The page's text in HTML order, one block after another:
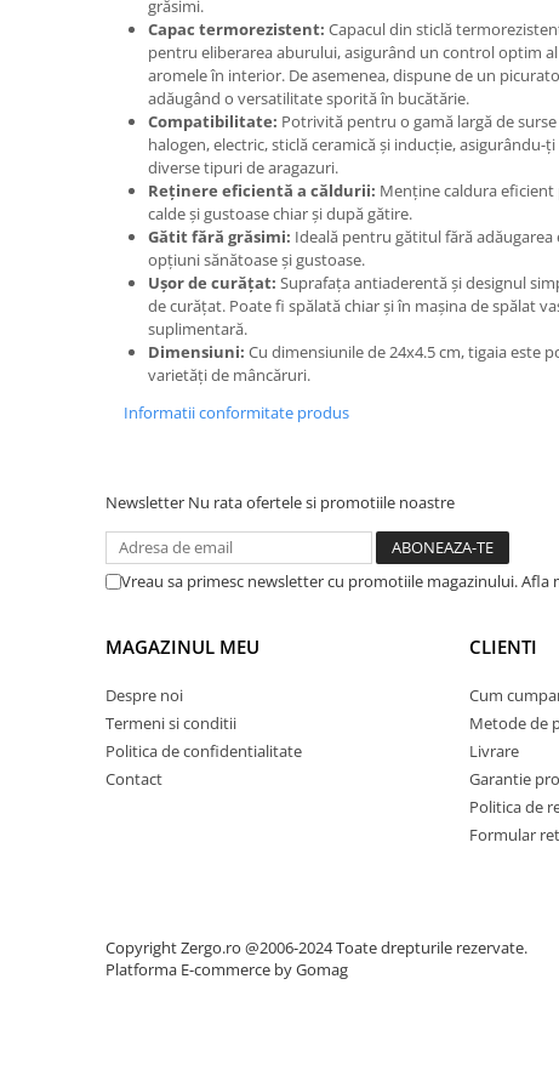
Suporturi si servetele
Tacamuri si seturi
Taietoare manuale
Termosuri si cani termos
Tirbusoane si dopuri
Tocatoare de bucatarie
Ustensile ornare prajituri
Vaze si boluri decorative
Vesela unica folosinta
Suporturi si accesorii de baie
Uscatoare de rufe
grăsimi.
Capac termorezistent: Capacul din sticlă
pentru eliberarea aburului, asigurând un control optim
aromele în interior. De asemenea, dispune de un
adăugând o versatilitate sporită în bucătărie.
Compatibilitate: Potrivită pentru o gamă largă de
halogen, electric, sticlă ceramică și inducție, asigurându-
diverse tipuri de aragazuri.
Reținere eficientă a căldurii: Menține caldura
calde și gustoase chiar și după gătire.
Gătit fără grăsimi: Ideală pentru gătitul fără adăugarea
opțiuni sănătoase și gustoase.
Ușor de curățat: Suprafața antiaderentă și designul
de curățat. Poate fi spălată chiar și în mașina de spălat
suplimentară.
Dimensiuni: Cu dimensiunile de 24x4.5 cm, tigaia este
varietăți de mâncăruri.
Informatii conformitate produs
Newsletter Nu rata ofertele si promotiile noastre
Vreau sa primesc newsletter cu promotiile magazinului.
MAGAZINUL MEU
Despre noi
Termeni si conditii
Politica de confidentialitate
Contact
CLIENTI
Cum
Metode de
Livrare
Garantie
Politica de
Formular
Copyright Zergo.ro @2006-2024 Toate drepturile rezervate.
Platforma E-commerce by Gomag